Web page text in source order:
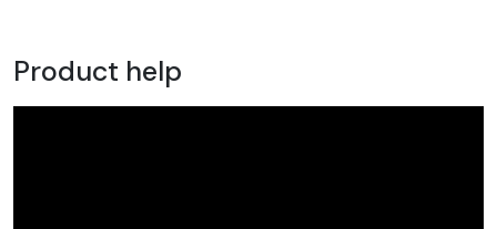
Product help